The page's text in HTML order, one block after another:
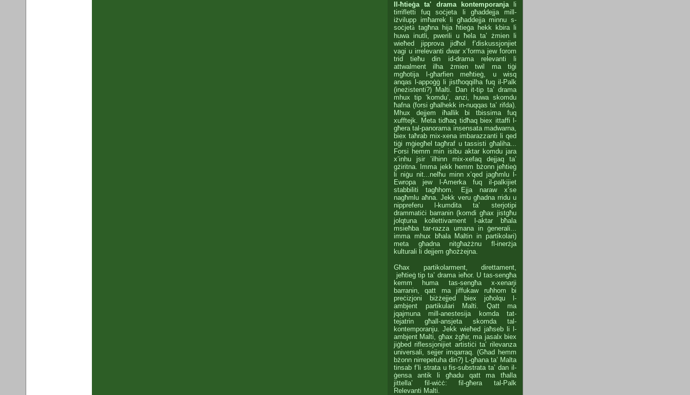
-ħtieġata' drama kontemporanjali
tirrifletti fuq soċjeta li għaddejja mill-
iżvilupp imħarrek li għaddejja minnu s-
soċjetà tagħna hija ħtieġa hekk kbira li
huwa inutli, pwerili u ħela ta’ żmien li
wieħed jipprova jidħol f’diskussjonjiet
vagi u irrelevanti dwar x’forma jew forom
trid tieħu din id-drama relevanti li
attwalment ilha żmien twil ma tiġi
mgħotija l-għarfien meħtieġ, u wisq
anqas l-appoġġ li jistħoqqilha fuq il-Palk
(ineżistenti?) Malti. Dan it-tip ta’ drama
mhux tip ‘komdu’, anzi, huwa skomdu
ħafna (forsi għalhekk in-nuqqas ta’ rifda).
Mhux dejjem iħallik bi tbissima fuq
xufftejk. Meta tidħaq tidħaq biex ittaffi l-
għera tal-panorama insensata madwarna,
biex taħrab mix-xena imbarazzanti li qed
tiġi mġiegħel tagħraf u tassisti għaliha...
Forsi hemm min isibu aktar komdu jara
x’inhu jsir ’ilhinn mix-xefaq dejjaq ta’
gżiritna. Imma jekk hemm bżonn jeħtieġ
li niġu nit...nelħu minn x’qed jagħmlu l-
Ewropa jew l-Amerka fuq il-palkijiet
stabbiliti tagħhom. Ejja naraw x’se
nagħmlu aħna. Jekk veru għadna rridu u
nippreferu l-kumdita ta’ sterjotipi
drammatiċi barranin (komdi għax jistgħu
jolqtuna kollettivament l-aktar bħala
msieħba tar-razza umana in ġenerali...
imma mhux bħala Maltin in partikolari)
meta għadna nitgħażżnu fl-inerżja
kulturali li dejjem għożżejna.
Għax partikolarment, direttament,
jeħtieġ tip ta’ drama ieħor. U tas-sengħa
kemm huma tas-sengħa x-xenarji
barranin, qatt ma jiffukaw ruħhom bi
preċizjoni biżżejjed biex joħolqu l-
ambjent partikulari Malti. Qatt ma
jqajmuna mill-anestesija komda tat-
tejatrin għall-ansjeta skomda tal-
kontemporanju. Jekk wieħed jaħseb li l-
ambjent Malti, għax żgħir, ma jasalx biex
jiġbed riflessjonijiet artistiċi ta’ rilevanza
universali, sejjer imqarraq. (Għad hemm
bżonn nirrepetuha din?) L-għana ta’ Malta
tinsab f’li strata u fis-substrata ta’ dan il-
ġensa antik li għadu qatt ma tħalla
jittella’ fil-wiċċ: fil-għera tal-Palk
Relevanti Malti.